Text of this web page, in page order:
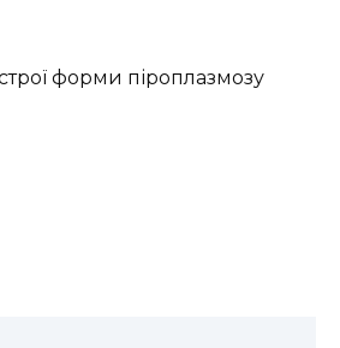
форми піроплазмозу